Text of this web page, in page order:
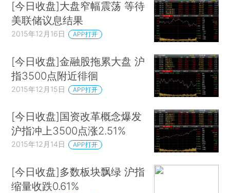
[今日收盘]大盘窄幅震荡 等待
美联储议息结果
2015年12月16日 APP打开
[今日收盘]金融股拖累大盘 沪
指3500点附近徘徊
2015年12月15日 APP打开
[今日收盘]国资改革概念爆发
沪指冲上3500点涨2.51%
2015年12月14日 APP打开
[今日收盘]多数板块飘绿 沪指
缩量收跌0.61%